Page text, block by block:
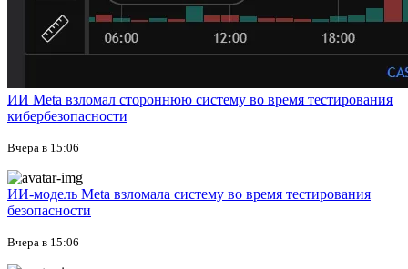
ИИ Meta взломал стороннюю систему во время тестирования
кибербезопасности
Вчера в 15:06
ИИ-модель Meta взломала систему во время тестирования
безопасности
Вчера в 15:06